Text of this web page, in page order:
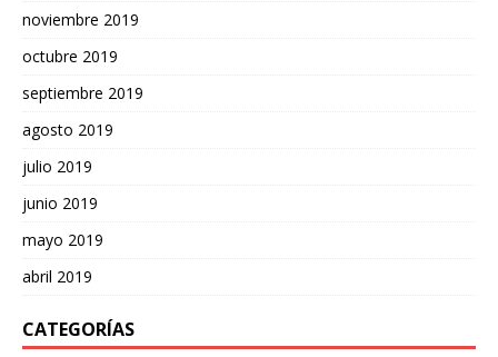
noviembre 2019
octubre 2019
septiembre 2019
agosto 2019
julio 2019
junio 2019
mayo 2019
abril 2019
CATEGORÍAS